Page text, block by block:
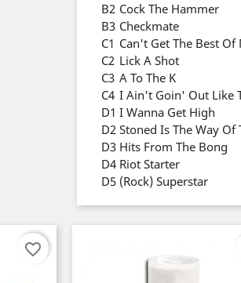
B2 Cock The Hammer
B3 Checkmate
C1 Can't Get The Best Of
C2 Lick A Shot
C3 A To The K
C4 I Ain't Goin' Out Like
D1 I Wanna Get High
D2 Stoned Is The Way Of
D3 Hits From The Bong
D4 Riot Starter
D5 (Rock) Superstar
favorite_border